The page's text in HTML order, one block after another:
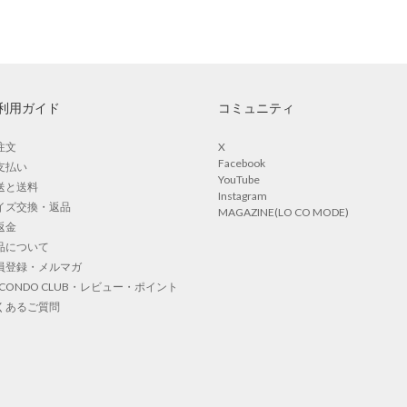
用ガイド
文
払い
と送料
ズ交換・返品
金
について
登録・メルマガ
CLUB・レビュー・ポイント
あるご質問
コミュニティ
X
Facebook
YouTube
Instagram
MAGAZINE(LO CO MODE)